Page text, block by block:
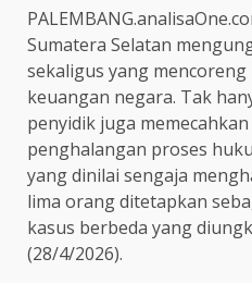
Sumatera Selatan
sekaligus yang
keuangan negara. Tak
penyidik juga
penghalangan proses
yang dinilai sengaja
lima orang ditetapkan
kasus berbeda yang
(28/4/2026).